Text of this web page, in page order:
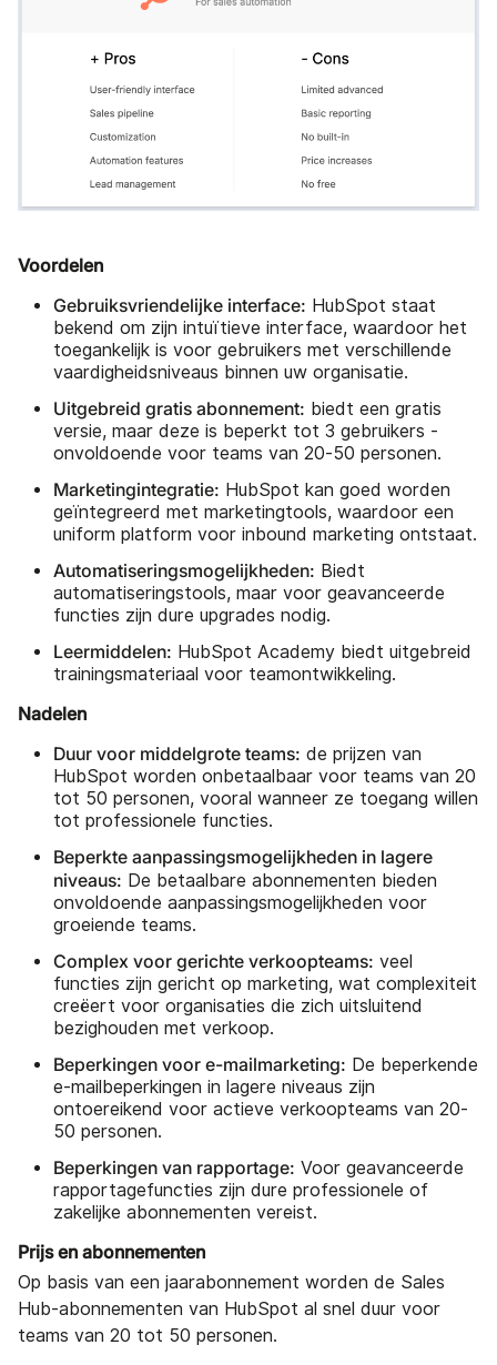
Voordelen
Gebruiksvriendelijke interface: HubSpot staat
bekend om zijn intuïtieve interface, waardoor het
toegankelijk is voor gebruikers met verschillende
vaardigheidsniveaus binnen uw organisatie.
Uitgebreid gratis abonnement: biedt een gratis
versie, maar deze is beperkt tot 3 gebruikers -
onvoldoende voor teams van 20-50 personen.
Marketingintegratie: HubSpot kan goed worden
geïntegreerd met marketingtools, waardoor een
uniform platform voor inbound marketing ontstaat.
Automatiseringsmogelijkheden: Biedt
automatiseringstools, maar voor geavanceerde
functies zijn dure upgrades nodig.
Leermiddelen: HubSpot Academy biedt uitgebreid
trainingsmateriaal voor teamontwikkeling.
Nadelen
Duur voor middelgrote teams: de prijzen van
HubSpot worden onbetaalbaar voor teams van 20
tot 50 personen, vooral wanneer ze toegang willen
tot professionele functies.
Beperkte aanpassingsmogelijkheden in lagere
niveaus: De betaalbare abonnementen bieden
onvoldoende aanpassingsmogelijkheden voor
groeiende teams.
Complex voor gerichte verkoopteams: veel
functies zijn gericht op marketing, wat complexiteit
creëert voor organisaties die zich uitsluitend
bezighouden met verkoop.
Beperkingen voor e-mailmarketing: De beperkende
e-mailbeperkingen in lagere niveaus zijn
ontoereikend voor actieve verkoopteams van 20-
50 personen.
Beperkingen van rapportage: Voor geavanceerde
rapportagefuncties zijn dure professionele of
zakelijke abonnementen vereist.
Prijs en abonnementen
Op basis van een jaarabonnement worden de Sales
Hub-abonnementen van HubSpot al snel duur voor
teams van 20 tot 50 personen.